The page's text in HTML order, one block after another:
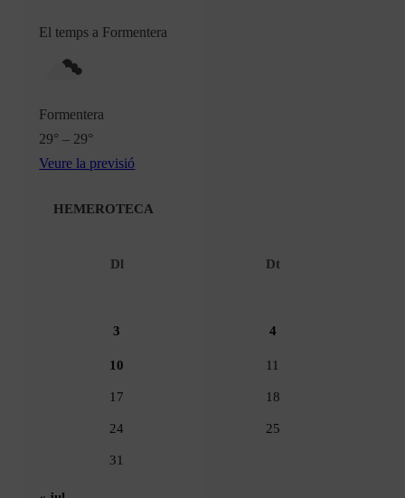
El temps a Formentera
Formentera
29° – 29°
Veure la previsió
HEMEROTECA
Dl Dt
3 4
10 11
17 18
24 25
31